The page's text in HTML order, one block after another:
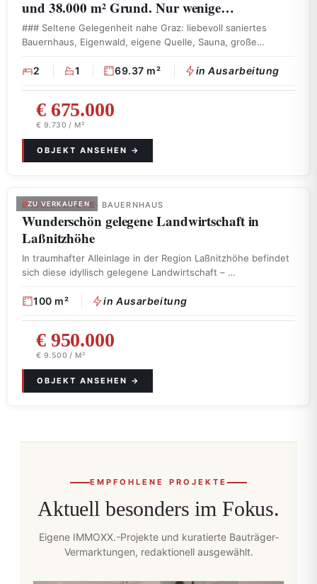
und 38.000 m² Grund. Nur wenige…
### Seltene Gelegenheit nahe Graz: liebevoll saniertes
Bauernhaus, Eigenwald, eigene Quelle, Sauna, große
2 1 69.37 m² in Ausarbeitung
€ 675.000
€ 9.730 / M²
ZU VERKAUFEN
LASSNITZHÖHE · BAUERNHAUS
Wunderschön gelegene Landwirtschaft in
Laßnitzhöhe
In traumhafter Alleinlage in der Region Laßnitzhöhe befindet
sich diese idyllisch gelegene Landwirtschaft – …
100 m² in Ausarbeitung
€ 950.000
€ 9.500 / M²
EMPFOHLENE PROJEKTE
Aktuell besonders im Fokus.
Eigene IMMOXX.-Projekte und kuratierte Bauträger-
Vermarktungen, redaktionell ausgewählt.